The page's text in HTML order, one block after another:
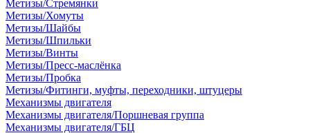
Метизы/Стремянки
Метизы/Хомуты
Метизы/Шайбы
Метизы/Шпильки
Метизы/Винты
Метизы/Пресс-маслёнка
Метизы/Пробка
Метизы/Фитинги, муфты, переходники, штуцеры
Механизмы двигателя
Механизмы двигателя/Поршневая группа
Механизмы двигателя/ГБЦ